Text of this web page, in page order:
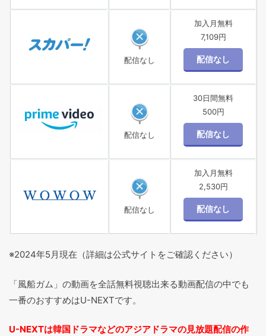
配信なし
加入月無料
7,109円
配信なし
30日間無料
500円
配信なし
加入月無料
2,530円
※2024年5月現在（詳細は公式サイトをご確認ください）
「風船ガム」の動画を全話無料視聴出来る動画配信の中でも
一番のおすすめはU-NEXTです。
U-NEXTは韓国ドラマなどのアジアドラマの見放題配信の作